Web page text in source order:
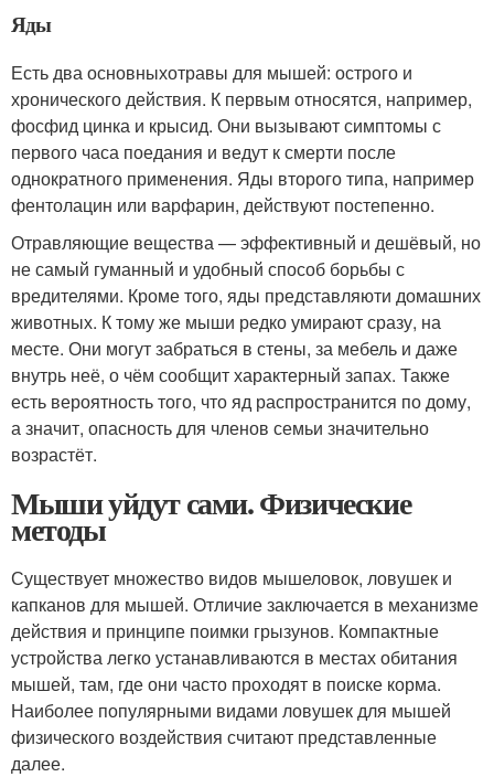
Яды
Есть два основныхотравы для мышей: острого и
хронического действия. К первым относятся, например,
фосфид цинка и крысид. Они вызывают симптомы с
первого часа поедания и ведут к смерти после
однократного применения. Яды второго типа, например
фентолацин или варфарин, действуют постепенно.
Отравляющие вещества — эффективный и дешёвый, но
не самый гуманный и удобный способ борьбы с
вредителями. Кроме того, яды представляюти домашних
животных. К тому же мыши редко умирают сразу, на
месте. Они могут забраться в стены, за мебель и даже
внутрь неё, о чём сообщит характерный запах. Также
есть вероятность того, что яд распространится по дому,
а значит, опасность для членов семьи значительно
возрастёт.
Мыши уйдут сами. Физические
методы
Существует множество видов мышеловок, ловушек и
капканов для мышей. Отличие заключается в механизме
действия и принципе поимки грызунов. Компактные
устройства легко устанавливаются в местах обитания
мышей, там, где они часто проходят в поиске корма.
Наиболее популярными видами ловушек для мышей
физического воздействия считают представленные
далее.